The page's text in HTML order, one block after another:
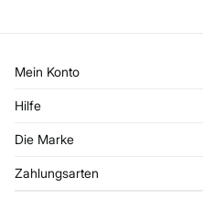
Mein Konto
Meine Adressen
Hilfe
Aktuelle Rabattaktionen
Die Marke
Franchise
Zahlungsarten